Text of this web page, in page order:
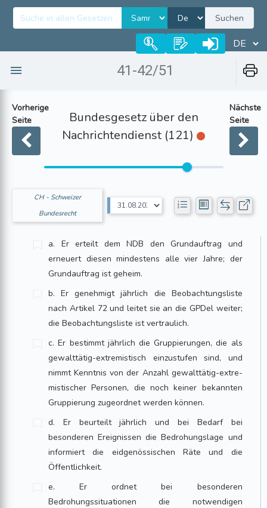
Suchen
41-42/51
Vorherige
Seite
Bundesgesetz über den
Nachrichtendienst (121)
Nächste
Seite
CH - Schweizer
Bundesrecht
a. Er erteilt dem NDB den Grundauftrag und
erneuert diesen mindestens alle vier Jahre; der
Grundauftrag ist geheim.
b. Er genehmigt jährlich die Beobachtungsliste
nach Artikel 72 und leitet sie an die GPDel weiter;
die Beobachtungsliste ist vertraulich.
c. Er bestimmt jährlich die Gruppierungen, die als
gewalttätig-extremistisch einzustufen sind, und
nimmt Kenntnis von der Anzahl gewalttätig-extre­
mistischer Personen, die noch keiner bekannten
Gruppierung zugeordnet werden können.
d. Er beurteilt jährlich und bei Bedarf bei
besonderen Ereignissen die Bedrohungslage und
informiert die eidgenössischen Räte und die
Öffentlichkeit.
e. Er ordnet bei besonderen
Bedrohungssituationen die notwendigen